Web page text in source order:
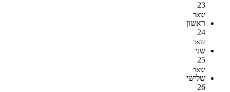
23
ינואר
ראשון
24
ינואר
שני
25
ינואר
שלישי
26